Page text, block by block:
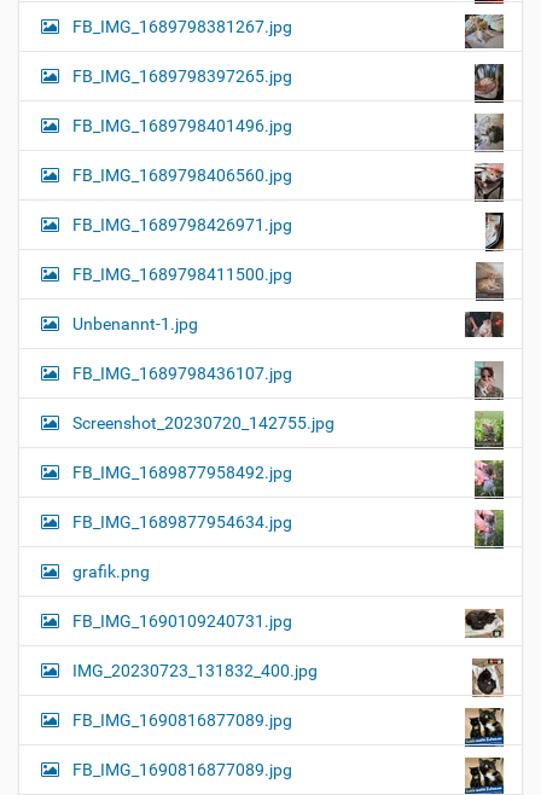
FB_IMG_1689798381267.jpg
FB_IMG_1689798397265.jpg
FB_IMG_1689798401496.jpg
FB_IMG_1689798406560.jpg
FB_IMG_1689798426971.jpg
FB_IMG_1689798411500.jpg
Unbenannt-1.jpg
FB_IMG_1689798436107.jpg
Screenshot_20230720_142755.jpg
FB_IMG_1689877958492.jpg
FB_IMG_1689877954634.jpg
grafik.png
FB_IMG_1690109240731.jpg
IMG_20230723_131832_400.jpg
FB_IMG_1690816877089.jpg
FB_IMG_1690816877089.jpg